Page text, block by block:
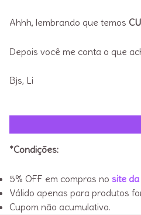
Ahhh, lembrando que temos
Depois você me conta o que
Bjs, Li
*Condições:
5% OFF em compras no site
Válido apenas para produtos
Cupom não acumulativo.